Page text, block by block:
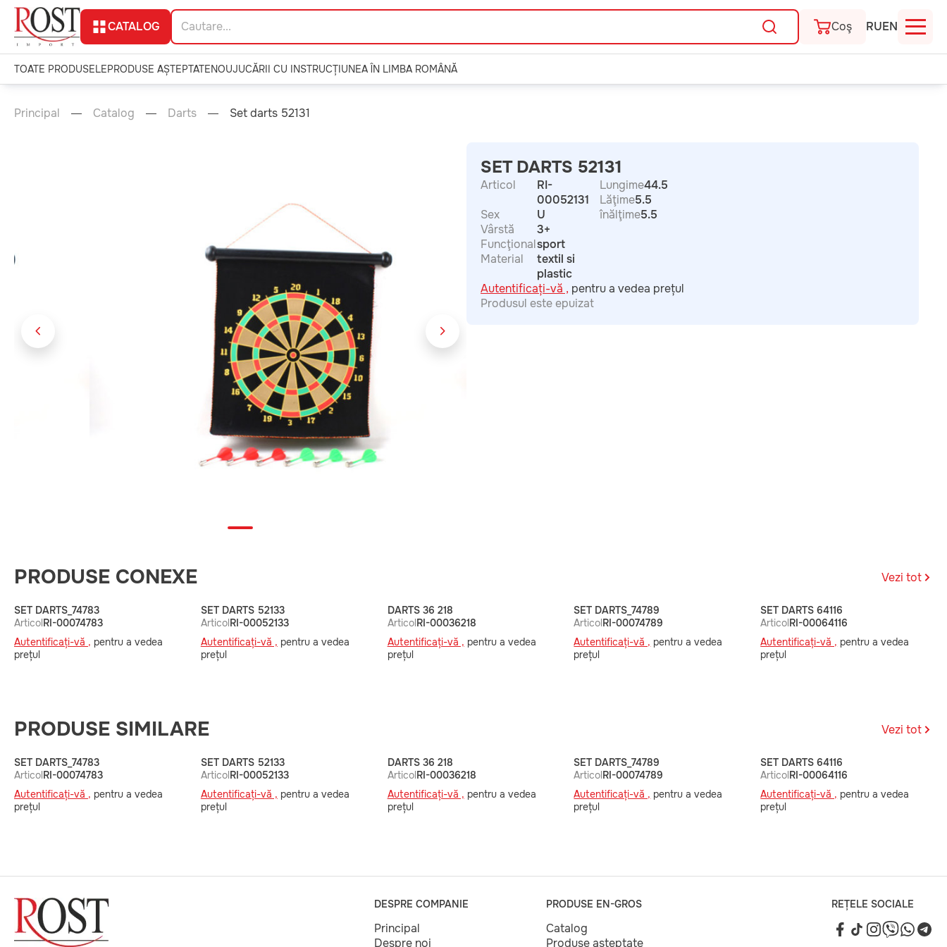
CATALOG Coş RUEN
TOATE PRODUSELEPRODUSE AȘTEPTATENOUJUCĂRII CU INSTRUCȚIUNEA ÎN LIMBA ROMÂNĂ
Principal Catalog Darts Set darts 52131
SET DARTS 52131
Articol
RI-
00052131
Sex
U
Vârstă
3+
Funcţionalsport
Material
textil si
plastic
Lungime44.5
Lăţime5.5
înălţime5.5
Autentificați-vă , pentru a vedea prețul
Produsul este epuizat
PRODUSE CONEXE Vezi tot
SET DARTS_74783
ArticolRI-00074783
Autentificați-vă , pentru a vedea
prețul
SET DARTS 52133
ArticolRI-00052133
Autentificați-vă , pentru a vedea
prețul
DARTS 36 218
ArticolRI-00036218
Autentificați-vă , pentru a vedea
prețul
SET DARTS_74789
ArticolRI-00074789
Autentificați-vă , pentru a vedea
prețul
SET DARTS 64116
ArticolRI-00064116
Autentificați-vă , pentru a vedea
prețul
PRODUSE SIMILARE Vezi tot
SET DARTS_74783
ArticolRI-00074783
Autentificați-vă , pentru a vedea
prețul
SET DARTS 52133
ArticolRI-00052133
Autentificați-vă , pentru a vedea
prețul
DARTS 36 218
ArticolRI-00036218
Autentificați-vă , pentru a vedea
prețul
SET DARTS_74789
ArticolRI-00074789
Autentificați-vă , pentru a vedea
prețul
SET DARTS 64116
ArticolRI-00064116
Autentificați-vă , pentru a vedea
prețul
DESPRE COMPANIE
Principal
Despre noi
PRODUSE EN-GROS
Catalog
Produse așteptate
REȚELE SOCIALE